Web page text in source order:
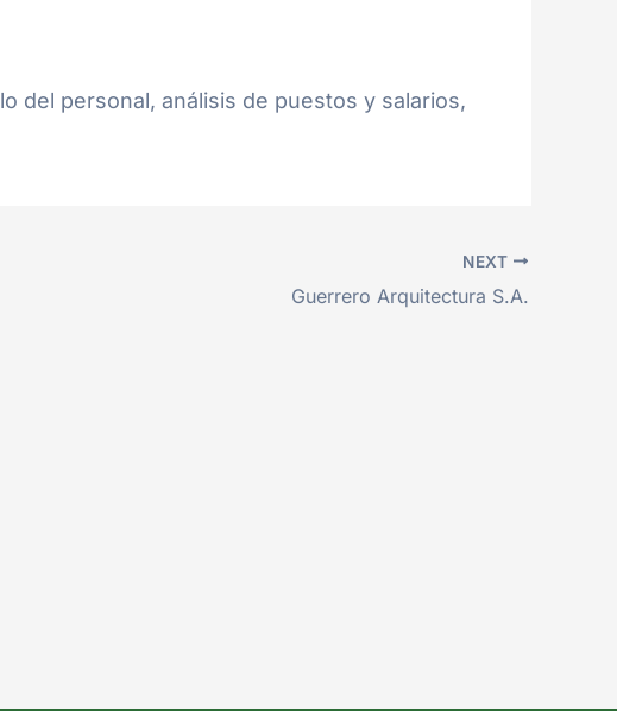
del personal, análisis de puestos y salarios,
NEXT
Guerrero Arquitectura S.A.